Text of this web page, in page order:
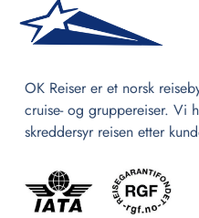
OK Reiser er et norsk
cruise- og gruppereiser. Vi
skreddersyr reisen etter